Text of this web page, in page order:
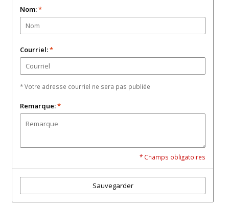
Nom:*
Courriel:*
* Votre adresse courriel ne sera pas publiée
Remarque:*
* Champs obligatoires
Sauvegarder